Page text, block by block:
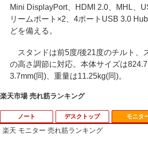
Mini DisplayPort、HDMI 2.0、MHL、
リームポート×2、4ポートUSB 3.0
どを備える。
スタンドは前5度/後21度のチルト、
の高さ調節に対応。本体サイズは
3.7mm(同)、重量は11.25kg(同)。
楽天市場 売れ筋ランキング
ノート デスクトップ モニタ
楽天 モニター 売れ筋ランキング